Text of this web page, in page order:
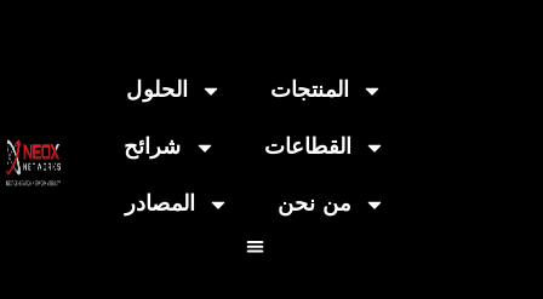
الحلول المنتجات
شرائح القطاعات
المصادر من نحن